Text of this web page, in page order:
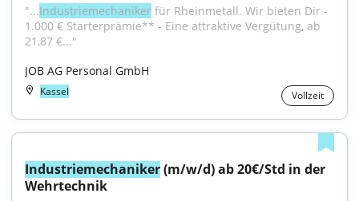
"...Industriemechaniker für Rheinmetall. Wir bieten Dir -
1.000 € Starterprämie** - Eine attraktive Vergütung, ab
21,87 €..."
JOB AG Personal GmbH
Kassel Vollzeit
Industriemechaniker (m/w/d) ab 20€/Std in der
Wehrtechnik